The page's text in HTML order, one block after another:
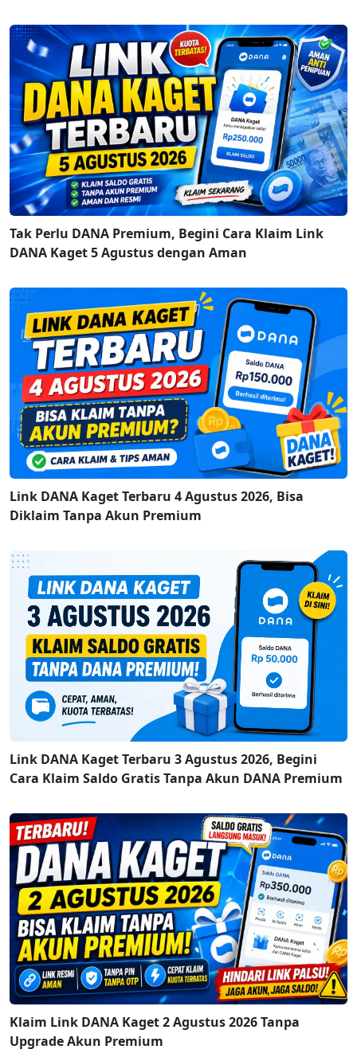
Tak Perlu DANA Premium, Begini Cara Klaim Link
DANA Kaget 5 Agustus dengan Aman
Link DANA Kaget Terbaru 4 Agustus 2026, Bisa
Diklaim Tanpa Akun Premium
Link DANA Kaget Terbaru 3 Agustus 2026, Begini
Cara Klaim Saldo Gratis Tanpa Akun DANA Premium
Klaim Link DANA Kaget 2 Agustus 2026 Tanpa
Upgrade Akun Premium